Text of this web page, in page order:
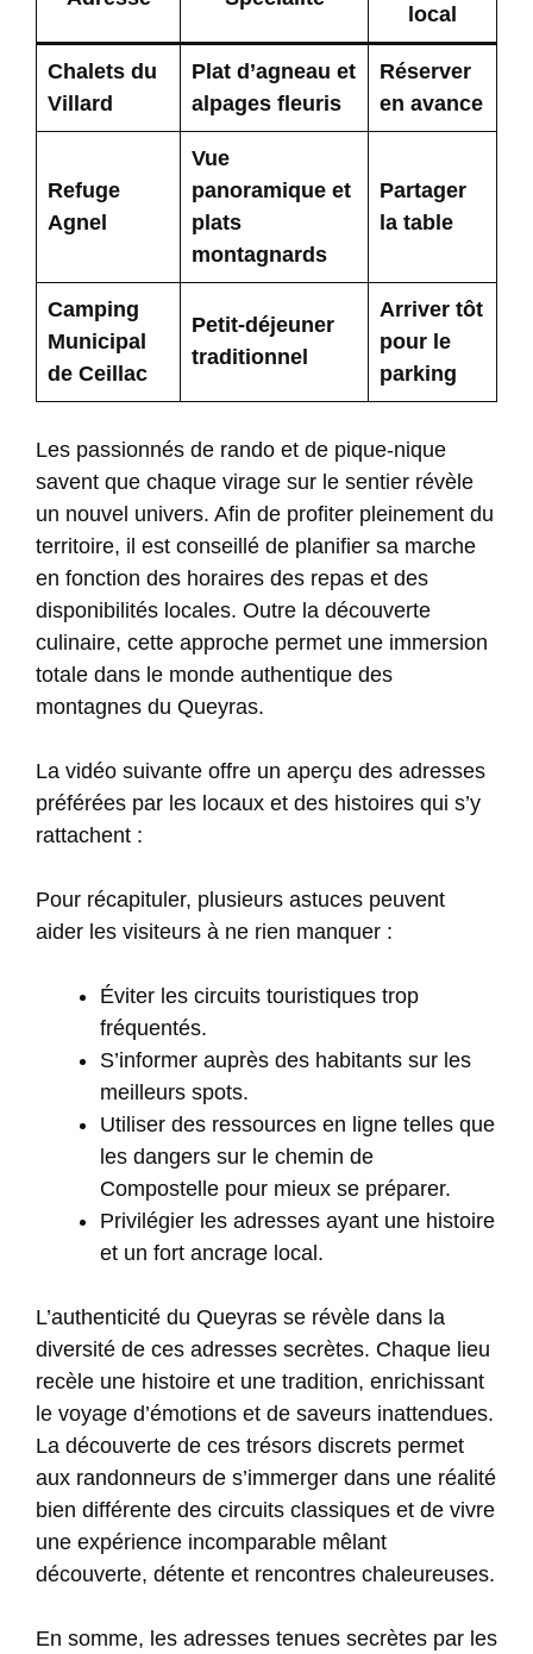
local
Chalets du
Villard
Plat d’agneau et
alpages fleuris
Réserver
en avance
Refuge
Agnel
Vue
panoramique et
plats
montagnards
Partager
la table
Camping
Municipal
de Ceillac
Petit-déjeuner
traditionnel
Arriver tôt
pour le
parking
Les passionnés de rando et de pique-nique
savent que chaque virage sur le sentier révèle
un nouvel univers. Afin de profiter pleinement du
territoire, il est conseillé de planifier sa marche
en fonction des horaires des repas et des
disponibilités locales. Outre la découverte
culinaire, cette approche permet une immersion
totale dans le monde authentique des
montagnes du Queyras.
La vidéo suivante offre un aperçu des adresses
préférées par les locaux et des histoires qui s’y
rattachent :
Pour récapituler, plusieurs astuces peuvent
aider les visiteurs à ne rien manquer :
Éviter les circuits touristiques trop
fréquentés.
S’informer auprès des habitants sur les
meilleurs spots.
Utiliser des ressources en ligne telles que
les dangers sur le chemin de
Compostelle pour mieux se préparer.
Privilégier les adresses ayant une histoire
et un fort ancrage local.
L’authenticité du Queyras se révèle dans la
diversité de ces adresses secrètes. Chaque lieu
recèle une histoire et une tradition, enrichissant
le voyage d’émotions et de saveurs inattendues.
La découverte de ces trésors discrets permet
aux randonneurs de s’immerger dans une réalité
bien différente des circuits classiques et de vivre
une expérience incomparable mêlant
découverte, détente et rencontres chaleureuses.
En somme, les adresses tenues secrètes par les